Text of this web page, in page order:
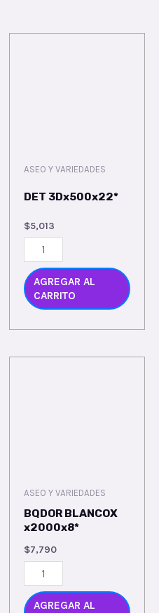
ASEO Y VARIEDADES
DET 3Dx500x22*
$5,013
AGREGAR AL
CARRITO
ASEO Y VARIEDADES
BQDOR BLANCOX
x2000x8*
$7,790
AGREGAR AL